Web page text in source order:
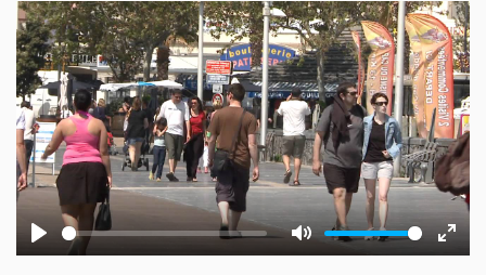
Play Mute
Enter